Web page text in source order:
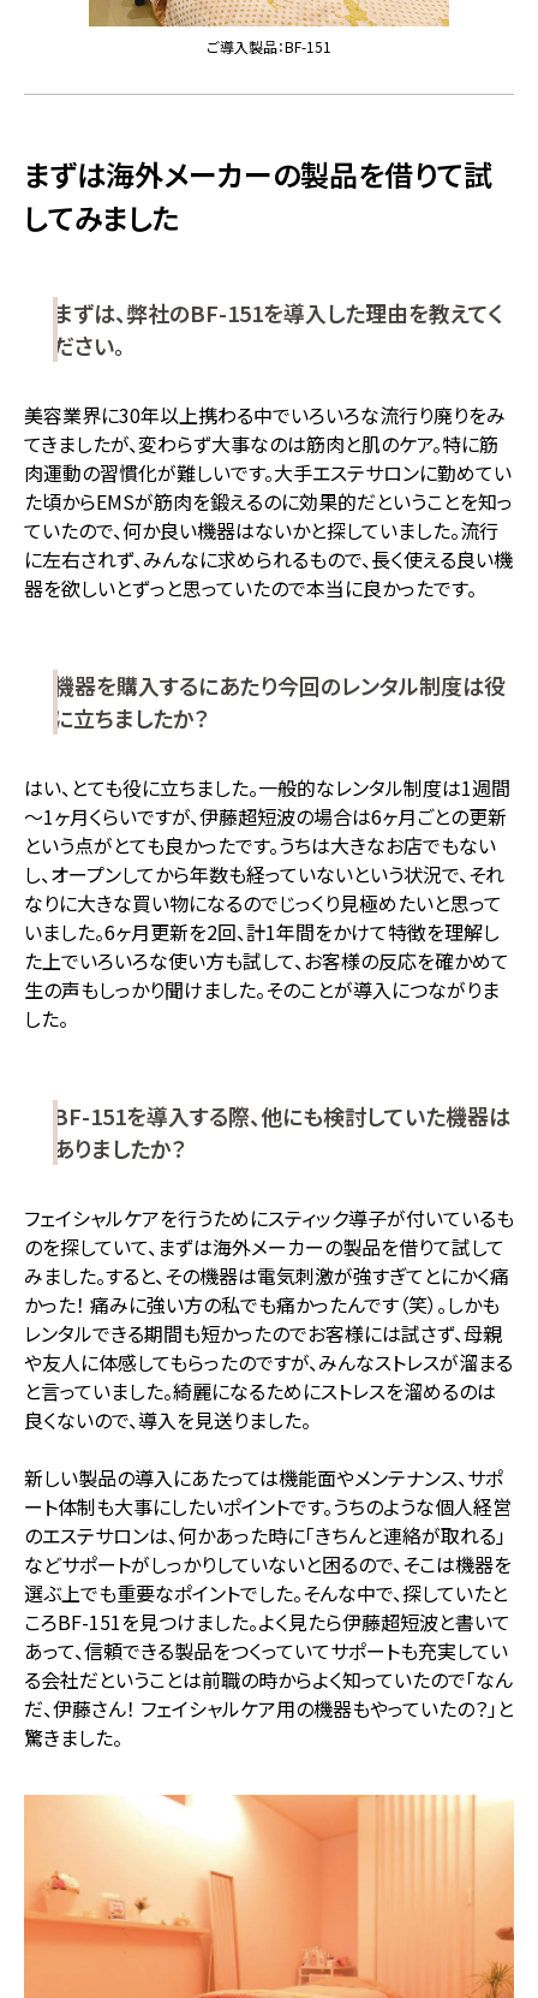
ご導入製品：BF-151
まずは海外メーカーの製品を借りて試
してみました
まずは、弊社のBF-151を導入した理由を教えてく
ださい。
美容業界に30年以上携わる中でいろいろな流行り廃りをみ
てきましたが、変わらず大事なのは筋肉と肌のケア。特に筋
肉運動の習慣化が難しいです。大手エステサロンに勤めてい
た頃からEMSが筋肉を鍛えるのに効果的だということを知っ
ていたので、何か良い機器はないかと探していました。流行
に左右されず、みんなに求められるもので、長く使える良い機
器を欲しいとずっと思っていたので本当に良かったです。
機器を購入するにあたり今回のレンタル制度は役
に立ちましたか？
はい、とても役に立ちました。一般的なレンタル制度は1週間
～1ヶ月くらいですが、伊藤超短波の場合は6ヶ月ごとの更新
という点がとても良かったです。うちは大きなお店でもない
し、オープンしてから年数も経っていないという状況で、それ
なりに大きな買い物になるのでじっくり見極めたいと思って
いました。6ヶ月更新を2回、計1年間をかけて特徴を理解し
た上でいろいろな使い方も試して、お客様の反応を確かめて
生の声もしっかり聞けました。そのことが導入につながりま
した。
BF-151を導入する際、他にも検討していた機器は
ありましたか？
フェイシャルケアを行うためにスティック導子が付いているも
のを探していて、まずは海外メーカーの製品を借りて試して
みました。すると、その機器は電気刺激が強すぎてとにかく痛
かった！ 痛みに強い方の私でも痛かったんです（笑）。しかも
レンタルできる期間も短かったのでお客様には試さず、母親
や友人に体感してもらったのですが、みんなストレスが溜まる
と言っていました。綺麗になるためにストレスを溜めるのは
良くないので、導入を見送りました。
新しい製品の導入にあたっては機能面やメンテナンス、サポ
ート体制も大事にしたいポイントです。うちのような個人経営
のエステサロンは、何かあった時に「きちんと連絡が取れる」
などサポートがしっかりしていないと困るので、そこは機器を
選ぶ上でも重要なポイントでした。そんな中で、探していたと
ころBF-151を見つけました。よく見たら伊藤超短波と書いて
あって、信頼できる製品をつくっていてサポートも充実してい
る会社だということは前職の時からよく知っていたので「なん
だ、伊藤さん！ フェイシャルケア用の機器もやっていたの？」と
驚きました。